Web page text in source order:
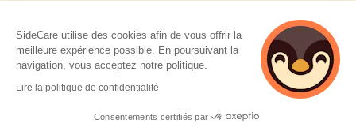
© 2026 SideCare. Tous droits réservés.
SideCare utilise des cookies afin de vous offrir la
meilleure expérience possible. En poursuivant la
navigation, vous acceptez notre politique.
Lire la politique de confidentialité
Consentements certifiés par
4 personnes
consultent
actuellement cette